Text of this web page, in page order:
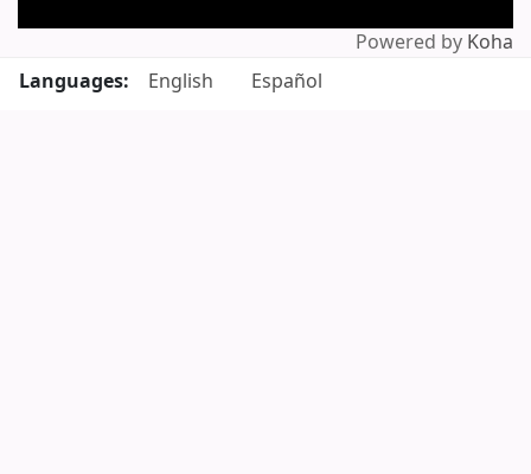
Powered by Koha
Languages:
English Español